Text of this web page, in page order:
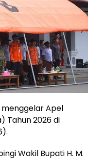
menggelar Apel
Tahun 2026 di
Wakil Bupati H. M.